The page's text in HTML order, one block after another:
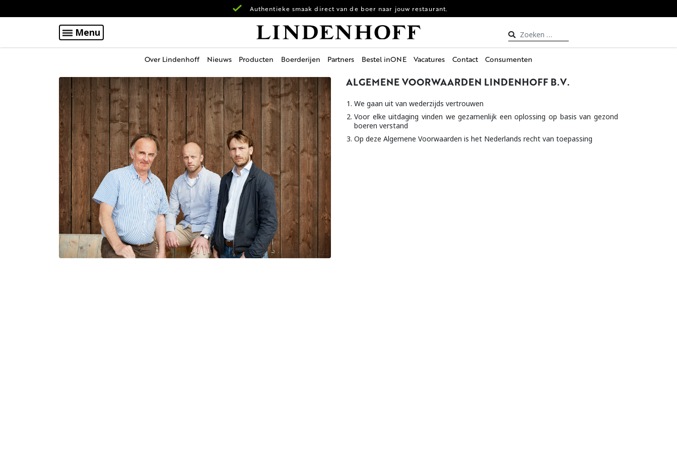
Authentieke smaak direct van de boer naar jouw restaurant.
Menu
Zoeken
naar:
Over Lindenhoff
Nieuws Producten Boerderijen Partners Bestel inONE Vacatures Contact Consumenten
ALGEMENE VOORWAARDEN LINDENHOFF B.V.
We gaan uit van wederzijds vertrouwen
Voor elke uitdaging vinden we gezamenlijk een oplossing op basis van gezond
boeren verstand
Op deze Algemene Voorwaarden is het Nederlands recht van toepassing